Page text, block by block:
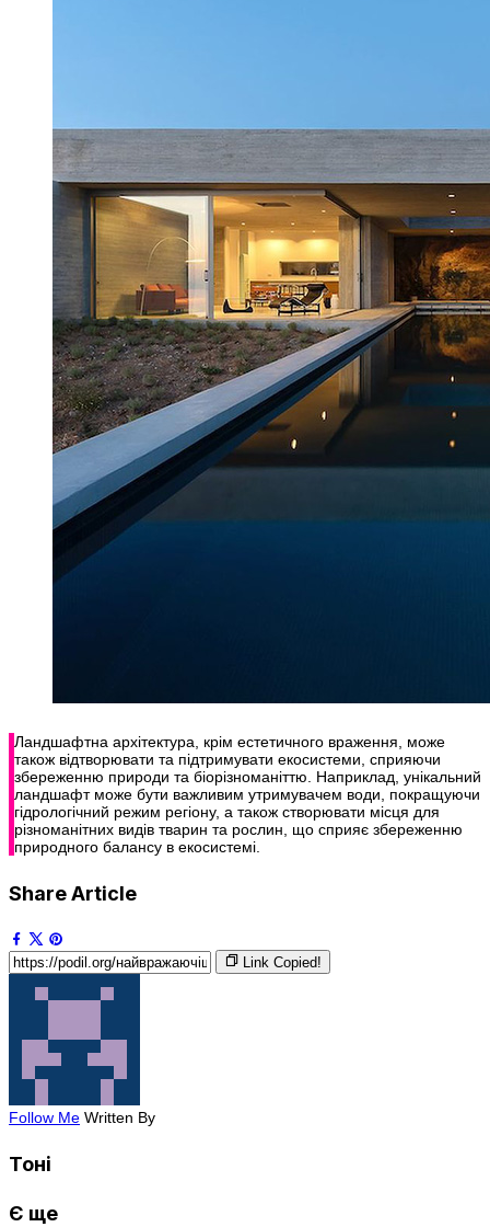
Ландшафтна архітектура, крім естетичного враження, може
також відтворювати та підтримувати екосистеми, сприяючи
збереженню природи та біорізноманіттю. Наприклад, унікальний
ландшафт може бути важливим утримувачем води, покращуючи
гідрологічний режим регіону, а також створювати місця для
різноманітних видів тварин та рослин, що сприяє збереженню
природного балансу в екосистемі.
Share Article
Link Copied!
Follow Me Written By
Тоні
Є ще